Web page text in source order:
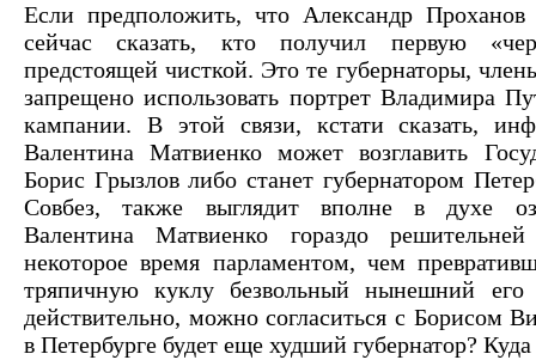
Если предположить, что Александр
сейчас сказать, кто получил первую
предстоящей чисткой. Это те губернаторы,
запрещено использовать портрет Владимира
кампании. В этой связи, кстати сказать,
Валентина Матвиенко может возглавить
Борис Грызлов либо станет губернатором
Совбез, также выглядит вполне в духе
Валентина Матвиенко гораздо
некоторое время парламентом, чем
тряпичную куклу безвольный нынешний его
действительно, можно согласиться с Борисом
в Петербурге будет еще худший губернатор?